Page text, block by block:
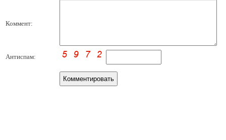
Коммент:
Антиспам: